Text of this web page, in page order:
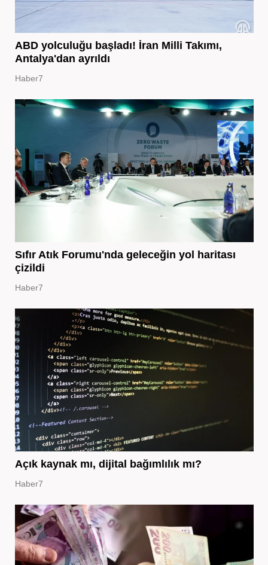
ABD yolculuğu başladı! İran Milli Takımı,
Antalya'dan ayrıldı
Haber7
Sıfır Atık Forumu'nda geleceğin yol haritası
çizildi
Haber7
Açık kaynak mı, dijital bağımlılık mı?
Haber7